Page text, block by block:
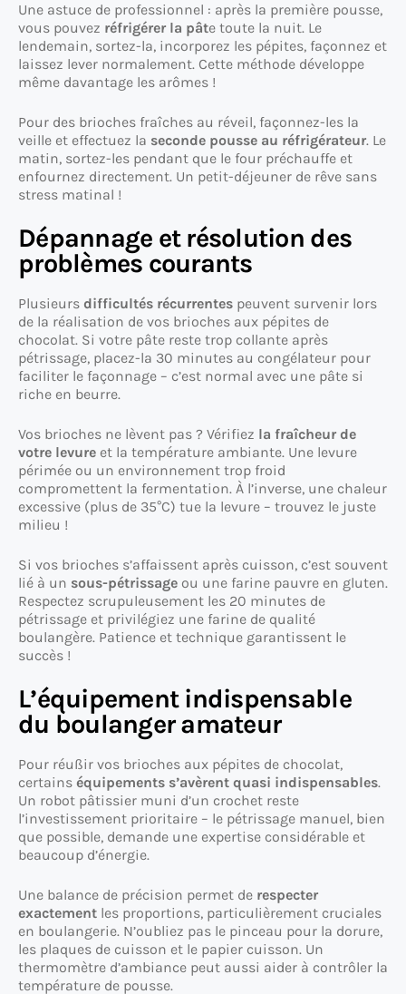
Une astuce de professionnel : après la première pousse,
vous pouvez réfrigérer la pâte toute la nuit. Le
lendemain, sortez-la, incorporez les pépites, façonnez et
laissez lever normalement. Cette méthode développe
même davantage les arômes !
Pour des brioches fraîches au réveil, façonnez-les la
veille et effectuez la seconde pousse au réfrigérateur. Le
matin, sortez-les pendant que le four préchauffe et
enfournez directement. Un petit-déjeuner de rêve sans
stress matinal !
Dépannage et résolution des
problèmes courants
Plusieurs difficultés récurrentes peuvent survenir lors
de la réalisation de vos brioches aux pépites de
chocolat. Si votre pâte reste trop collante après
pétrissage, placez-la 30 minutes au congélateur pour
faciliter le façonnage – c’est normal avec une pâte si
riche en beurre.
Vos brioches ne lèvent pas ? Vérifiez la fraîcheur de
votre levure et la température ambiante. Une levure
périmée ou un environnement trop froid
compromettent la fermentation. À l’inverse, une chaleur
excessive (plus de 35°C) tue la levure – trouvez le juste
milieu !
Si vos brioches s’affaissent après cuisson, c’est souvent
lié à un sous-pétrissage ou une farine pauvre en gluten.
Respectez scrupuleusement les 20 minutes de
pétrissage et privilégiez une farine de qualité
boulangère. Patience et technique garantissent le
succès !
L’équipement indispensable
du boulanger amateur
Pour réußir vos brioches aux pépites de chocolat,
certains équipements s’avèrent quasi indispensables.
Un robot pâtissier muni d’un crochet reste
l’investissement prioritaire – le pétrissage manuel, bien
que possible, demande une expertise considérable et
beaucoup d’énergie.
Une balance de précision permet de respecter
exactement les proportions, particulièrement cruciales
en boulangerie. N’oubliez pas le pinceau pour la dorure,
les plaques de cuisson et le papier cuisson. Un
thermomètre d’ambiance peut aussi aider à contrôler la
température de pousse.